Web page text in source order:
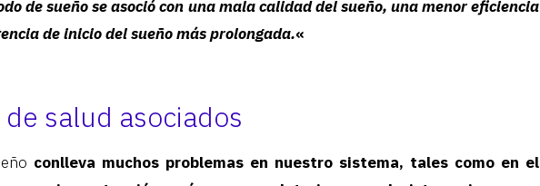
de sueño se asoció con una mala calidad del sueño, una menor eficiencia
de inicio del sueño más prolongada.«
salud asociados
conlleva muchos problemas en nuestro sistema, tales como en el